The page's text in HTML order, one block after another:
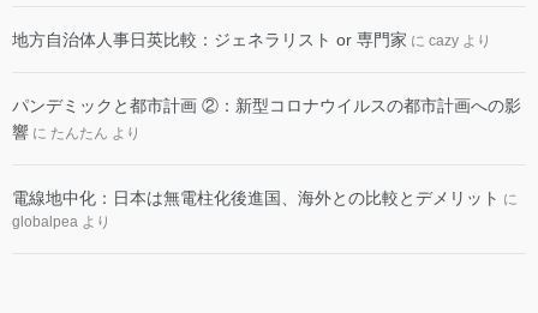
地方自治体人事日英比較：ジェネラリスト or 専門家 に cazy より
パンデミックと都市計画 ②：新型コロナウイルスの都市計画への影
響 に たんたん より
電線地中化：日本は無電柱化後進国、海外との比較とデメリット に
globalpea より